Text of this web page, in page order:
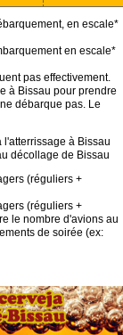
en escale*
en escale*
pas effectivement.
à Bissau pour prendre
débarque pas. Le
à Bissau
décollage de Bissau
(réguliers +
(réguliers +
le nombre d'avions au
de soirée (ex: